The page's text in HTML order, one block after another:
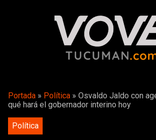
Portada » Política » Osvaldo Jaldo con
qué hará el gobernador interino hoy
Política